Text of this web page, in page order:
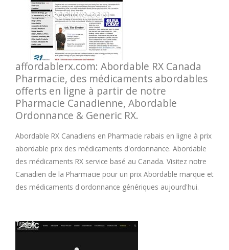
L
M
O
P
R
T
affordablerx.com: Abordable RX Canada
Pharmacie, des médicaments abordables
offerts en ligne à partir de notre
Pharmacie Canadienne, Abordable
Ordonnance & Generic RX.
Abordable RX Canadiens en Pharmacie rabais en ligne à prix
abordable prix des médicaments d'ordonnance. Abordable
des médicaments RX service basé au Canada. Visitez notre
Canadien de la Pharmacie pour un prix Abordable marque et
des médicaments d'ordonnance génériques aujourd'hui.